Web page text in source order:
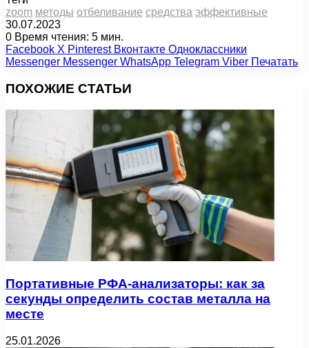
zoom методы отбеливание средства эффективные
30.07.2023
0 Время чтения: 5 мин.
Facebook X Pinterest Вконтакте Одноклассники
Messenger Messenger WhatsApp Telegram Viber Печатать
ПОХОЖИЕ СТАТЬИ
Портативные РФА-анализаторы: как за
секунды определить состав металла на
месте
25.01.2026